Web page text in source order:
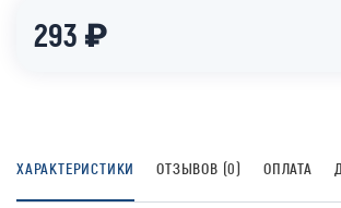
293 ₽
ХАРАКТЕРИСТИКИ ОТЗЫВОВ (0) ОПЛАТА